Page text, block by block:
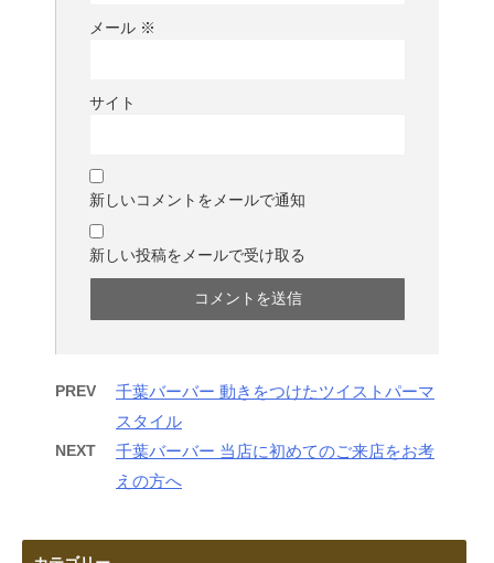
メール ※
サイト
新しいコメントをメールで通知
新しい投稿をメールで受け取る
PREV
千葉バーバー 動きをつけたツイストパーマ
スタイル
NEXT
千葉バーバー 当店に初めてのご来店をお考
えの方へ